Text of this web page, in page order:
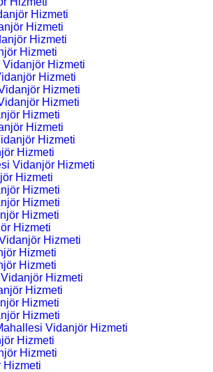
Hizmeti
Hizmeti
Hizmeti
Hizmeti
Hizmeti
Hizmeti
Hizmeti
Hizmeti
Hizmeti
Hizmeti
Hizmeti
Hizmeti
Vidanjör Hizmeti
Hizmeti
Hizmeti
Hizmeti
Hizmeti
Hizmeti
Hizmeti
Hizmeti
Hizmeti
Vidanjör Hizmeti
Hizmeti
Hizmeti
Hizmeti
Vidanjör Hizmeti
Hizmeti
Hizmeti
Hizmeti